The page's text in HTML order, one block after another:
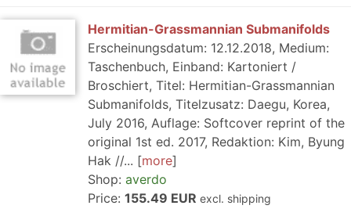
Hermitian-Grassmannian Submanifolds
Erscheinungsdatum: 12.12.2018, Medium:
Taschenbuch, Einband: Kartoniert /
Broschiert, Titel: Hermitian-Grassmannian
Submanifolds, Titelzusatz: Daegu, Korea,
July 2016, Auflage: Softcover reprint of the
original 1st ed. 2017, Redaktion: Kim, Byung
Hak //...
more
Shop: averdo
Price: 155.49 EUR excl. shipping